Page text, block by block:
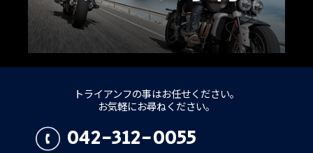
トライアンフの事はお任せください。
お気軽にお尋ねください。
042-312-0055